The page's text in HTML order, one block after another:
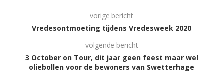
vorige bericht
Vredesontmoeting tijdens Vredesweek 2020
volgende bericht
3 October on Tour, dit jaar geen feest maar wel
oliebollen voor de bewoners van Swetterhage